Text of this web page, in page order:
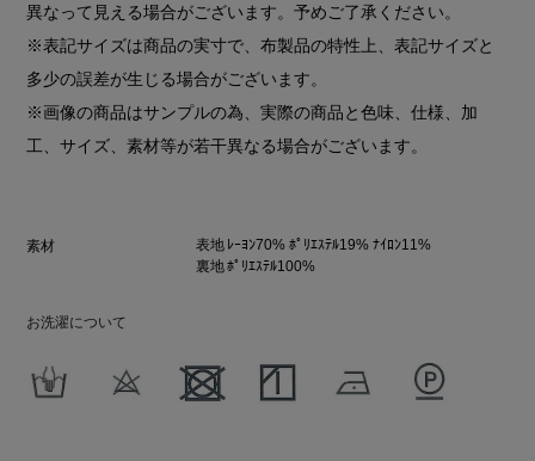
異なって見える場合がございます。予めご了承ください。
※表記サイズは商品の実寸で、布製品の特性上、表記サイズと
多少の誤差が生じる場合がございます。
※画像の商品はサンプルの為、実際の商品と色味、仕様、加
工、サイズ、素材等が若干異なる場合がございます。
素材
表地 ﾚｰﾖﾝ70% ﾎﾟﾘｴｽﾃﾙ19% ﾅｲﾛﾝ11%
裏地 ﾎﾟﾘｴｽﾃﾙ100%
お洗濯について